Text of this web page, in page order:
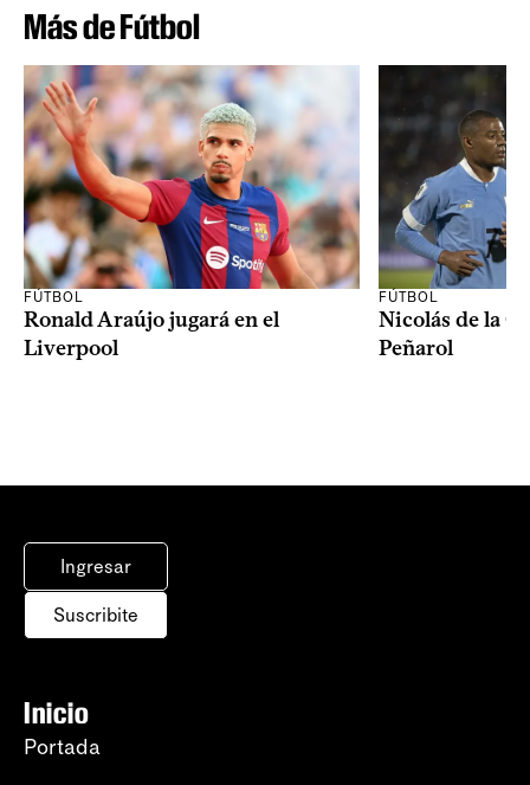
Más de Fútbol
FÚTBOL
Ronald Araújo jugará en el
Liverpool
FÚTBOL
Nicolás de la
Peñarol
Ingresar
Suscribite
Inicio
Portada